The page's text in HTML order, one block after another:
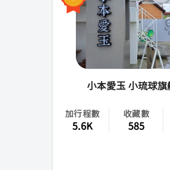
小本愛玉 小琉球旗
加行程數
5.6K
收藏數
585